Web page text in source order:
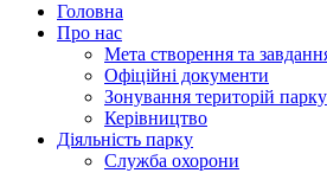
Головна
Про нас
Мета створення та
Офіційні документи
Зонування територій парку
Керівництво
Діяльність парку
Служба охорони